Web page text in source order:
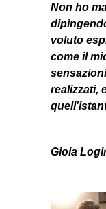
Non ho
voluto
come il
realizzati,
Gioia